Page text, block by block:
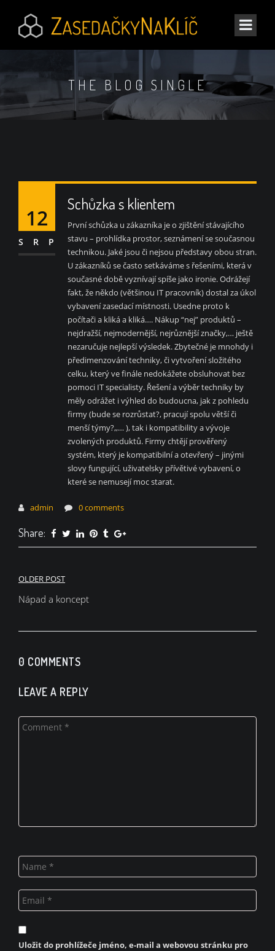
THE BLOG SINGLE
12
SRP
Schůzka s klientem
První schůzka u zákazníka je o zjištění stávajícího
stavu – prohlídka prostor, seznámení se současnou
technikou. Jaké jsou či nejsou představy obou stran.
U zákazníků se často setkáváme s řešeními, která v
současné době vyznívají spíše jako ironie. Odrážejí
fakt, že někdo (většinou IT pracovník) dostal za úkol
vybavení zasedací místnosti. Usedne proto k
počítači a kliká a kliká…. Nákup “nej” produktů –
nejdražší, nejmodernější, nejrůznější značky,… ještě
nezaručuje nejlepší výsledek. Zbytečné je mnohdy i
předimenzování techniky, či vytvoření složitého
celku, který ve finále nedokážete obsluhovat bez
pomoci IT specialisty. Řešení a výběr techniky by
měly odrážet i výhled do budoucna, jak z pohledu
firmy (bude se rozrůstat?, pracují spolu větší či
menší týmy?,,… ), tak i kompatibility a vývoje
zvolených produktů. Firmy chtějí prověřený
systém, který je kompatibilní a otevřený – jinými
slovy fungující, uživatelsky přívětivé vybavení, o
které se nemusejí moc starat.
admin 0 comments
Share:
Navigace
pro
příspěvek
OLDER POST
Nápad a koncept
0 COMMENTS
LEAVE A REPLY
Uložit do prohlížeče jméno, e-mail a webovou stránku pro